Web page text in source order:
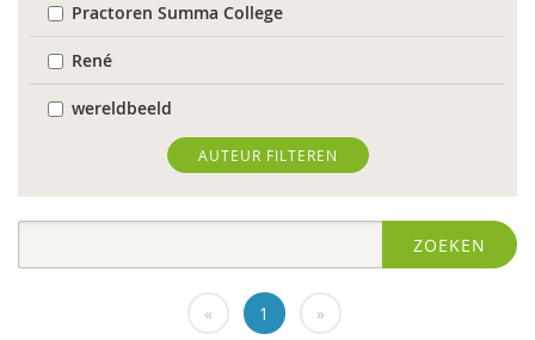
Practoren Summa College
René
wereldbeeld
World Health Organization
Edo (E.H.) Nieweg
Dr. Abdelilah Ljamai (UVH)
AUTEUR FILTEREN
ZOEKEN
« 1 »